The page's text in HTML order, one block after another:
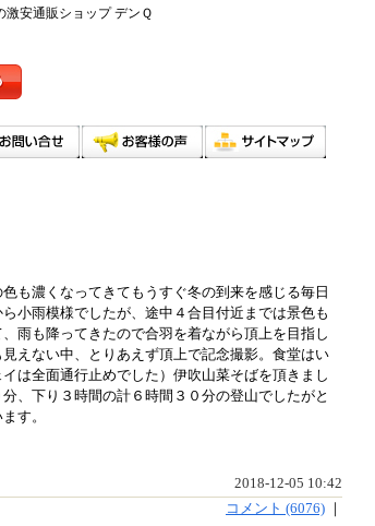
安通販ショップ デンＱ
も濃くなってきてもうすぐ冬の到来を感じる毎日
小雨模様でしたが、途中４合目付近までは景色も
雨も降ってきたので合羽を着ながら頂上を目指し
えない中、とりあえず頂上で記念撮影。食堂はい
は全面通行止めでした）伊吹山菜そばを頂きまし
、下り３時間の計６時間３０分の登山でしたがと
す。
2018-12-05 10:42
コメント (6076)